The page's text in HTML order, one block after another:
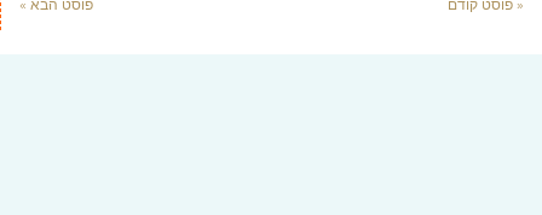
« פוסט קודם פוסט הבא »